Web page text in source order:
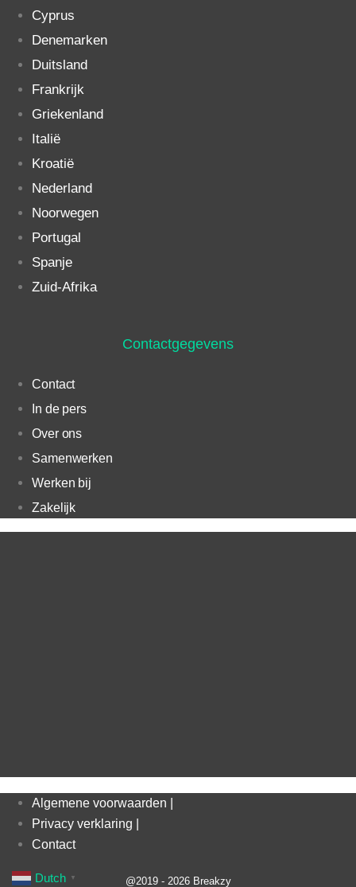
Cyprus
Denemarken
Duitsland
Frankrijk
Griekenland
Italië
Kroatië
Nederland
Noorwegen
Portugal
Spanje
Zuid-Afrika
Contactgegevens
Contact
In de pers
Over ons
Samenwerken
Werken bij
Zakelijk
Algemene voorwaarden |
Privacy verklaring |
Contact
@2019 - 2026 Breakzy
Dutch ▼